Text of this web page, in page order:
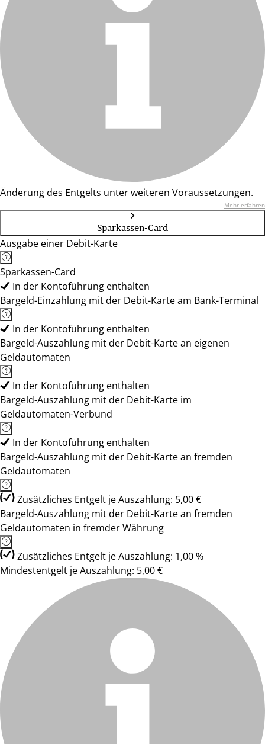
Änderung des Entgelts unter weiteren Voraussetzungen.
Mehr erfahren
Sparkassen-Card
Ausgabe einer Debit-Karte
Sparkassen-Card
In der Kontoführung enthalten
Bargeld-Einzahlung mit der Debit-Karte am Bank-Terminal
In der Kontoführung enthalten
Bargeld-Auszahlung mit der Debit-Karte an eigenen
Geldautomaten
In der Kontoführung enthalten
Bargeld-Auszahlung mit der Debit-Karte im
Geldautomaten-Verbund
In der Kontoführung enthalten
Bargeld-Auszahlung mit der Debit-Karte an fremden
Geldautomaten
Zusätzliches Entgelt je Auszahlung: 5,00 €
Bargeld-Auszahlung mit der Debit-Karte an fremden
Geldautomaten in fremder Währung
Zusätzliches Entgelt je Auszahlung: 1,00 %
Mindestentgelt je Auszahlung: 5,00 €